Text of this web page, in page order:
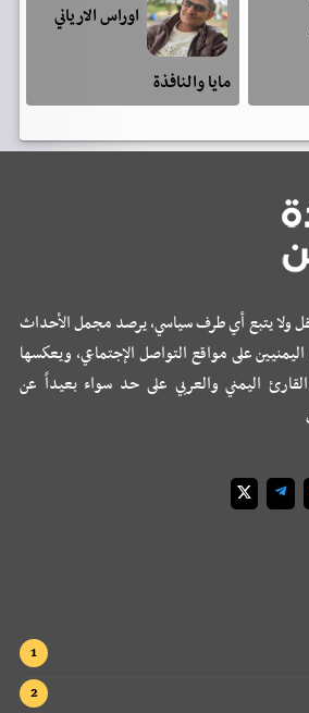
اوراس الارياني
مايا والنافذة
ولا يتبع أي طرف سياسي، يرصد مجمل الأحداث
على مواقع التواصل الإجتماعي، ويعكسها
اليمني والعربي على حد سواء بعيداً عن